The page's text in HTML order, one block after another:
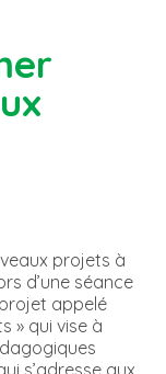
projets à
d’une séance
appelé
» qui vise à